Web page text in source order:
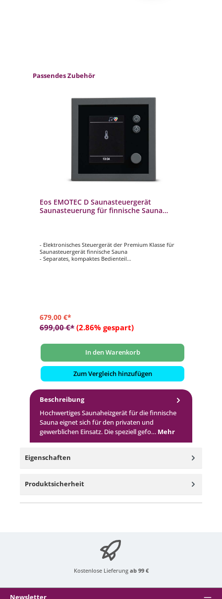
Produktgalerie überspringen
Passendes Zubehör
Eos EMOTEC D Saunasteuergerät
Saunasteuerung für finnische Sauna
- Elektronisches Steuergerät der Premium Klasse für
Saunasteuergerät finnische Sauna
- Separates, kompaktes Bedienteil
679,00 €*
699,00 €* (2.86% gespart)
In den Warenkorb
Zum Vergleich hinzufügen
Beschreibung
Hochwertiges Saunaheizgerät für die finnische
Sauna eignet sich für den privaten und
gewerblichen Einsatz. Die speziell gefo… Mehr
Eigenschaften
Produktsicherheit
Kostenlose Lieferung ab 99 €
Newsletter